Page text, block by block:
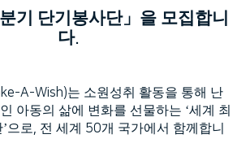
분기 단기봉사단」을 모집합니
다.
A-Wish)는 소원성취 활동을 통해 난
아동의 삶에 변화를 선물하는 ‘세계 최
으로, 전 세계 50개 국가에서 함께합니